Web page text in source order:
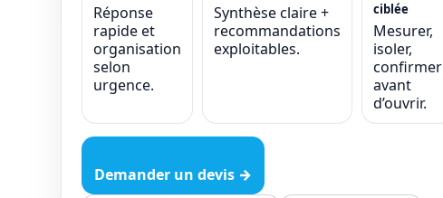
Réponse
rapide et
organisation
selon
urgence.
Synthèse claire +
recommandations
exploitables.
ciblée
Mesurer,
isoler,
confirmer
avant
d’ouvrir.
Demander un devis →